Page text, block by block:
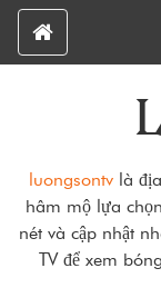
luongsontv là địa
hâm mộ lựa
nét và cập nhật
TV để xem